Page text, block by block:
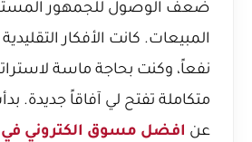
ضعف الوصول للجمهور
المبيعات. كانت الأفكار
نفعاً، وكنت بحاجة ماسة
متكاملة تفتح لي آفاقاً جديدة.
عن افضل مسوق الكتروني